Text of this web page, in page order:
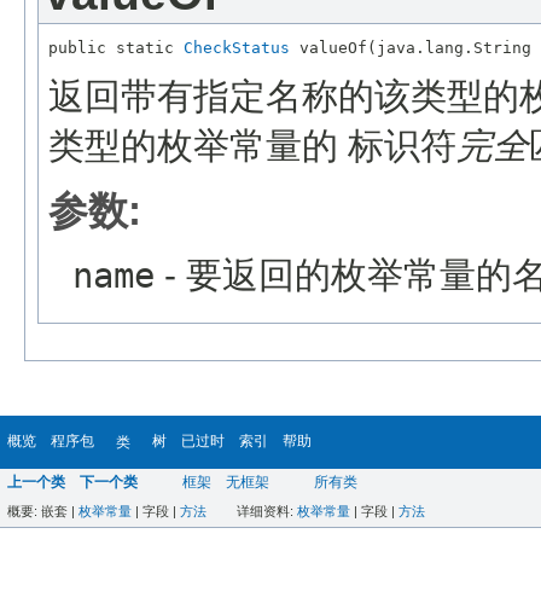
public static CheckStatus
返回带有指定名称的该类型的
类型的枚举常量的 标识符完全
参数:
name - 要返回的枚举常量的
概览 程序包 类 树 已过时 索引 帮助
上一个类 下一个类 框架 无框架 所有类
概要: 嵌套 | 枚举常量 | 字段 | 方法 详细资料: 枚举常量 | 字段 | 方法